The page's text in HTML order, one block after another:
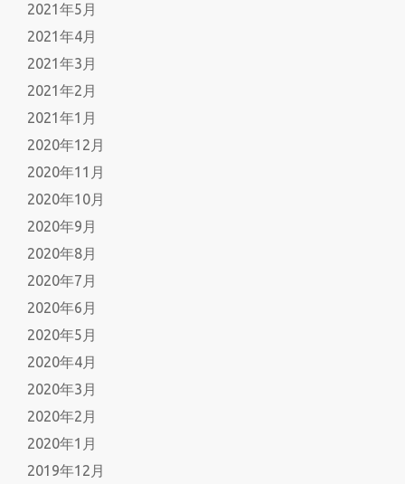
2021年5月
2021年4月
2021年3月
2021年2月
2021年1月
2020年12月
2020年11月
2020年10月
2020年9月
2020年8月
2020年7月
2020年6月
2020年5月
2020年4月
2020年3月
2020年2月
2020年1月
2019年12月